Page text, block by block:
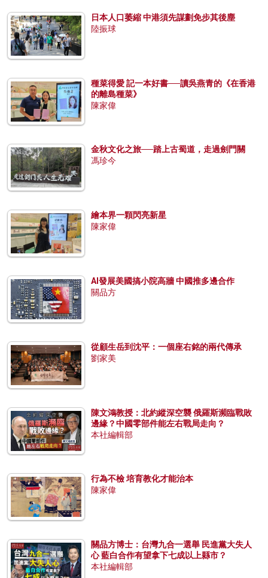
日本人口萎縮 中港須先謀劃免步其後塵
陸振球
種菜得愛 記一本好書──讀吳燕青的《在香港
的離島種菜》
陳家偉
金秋文化之旅──踏上古蜀道，走過劍門關
馮珍今
繪本界一顆閃亮新星
陳家偉
AI發展美國搞小院高牆 中國推多邊合作
關品方
從顧生岳到沈平：一個座右銘的兩代傳承
劉家美
陳文鴻教授：北約縱深空襲 俄羅斯瀕臨戰敗
邊緣？中國零部件能左右戰局走向？
本社編輯部
行為不檢 培育教化才能治本
陳家偉
關品方博士：台灣九合一選舉 民進黨大失人
心 藍白合作有望拿下七成以上縣市？
本社編輯部